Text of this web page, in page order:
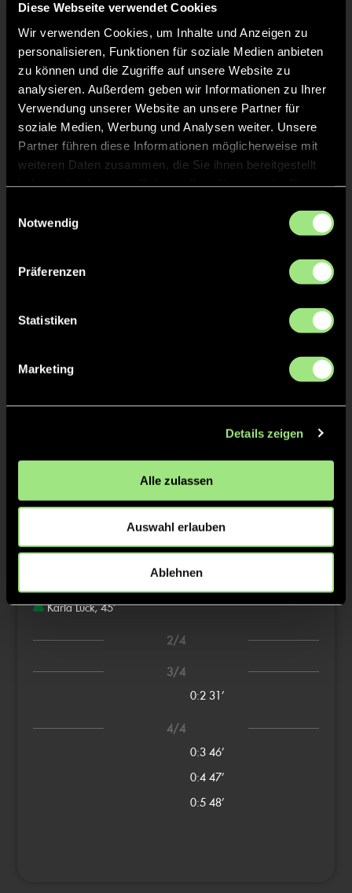
Diese Webseite verwendet Cookies
Wir verwenden Cookies, um Inhalte und Anzeigen zu
personalisieren, Funktionen für soziale Medien anbieten
zu können und die Zugriffe auf unsere Website zu
analysieren. Außerdem geben wir Informationen zu Ihrer
Verwendung unserer Website an unsere Partner für
soziale Medien, Werbung und Analysen weiter. Unsere
Partner führen diese Informationen möglicherweise mit
weiteren Daten zusammen, die Sie ihnen bereitgestellt
Notwendig
Präferenzen
Statistiken
Marketing
Details zeigen
Alle zulassen
Auswahl erlauben
Ablehnen
Martha REISSINGER 24
Janne ZILLESSEN
Amelie TOMERIUS
1
Staff
TW = Torwart & ETW = Ersatztorwart, K = Kapitän
Tore & Karten
1/4
0:1
Karla Lück, 45’
2/4
3/4
0:2 31’
4/4
0:3 46’
0:4 47’
0:5 48’